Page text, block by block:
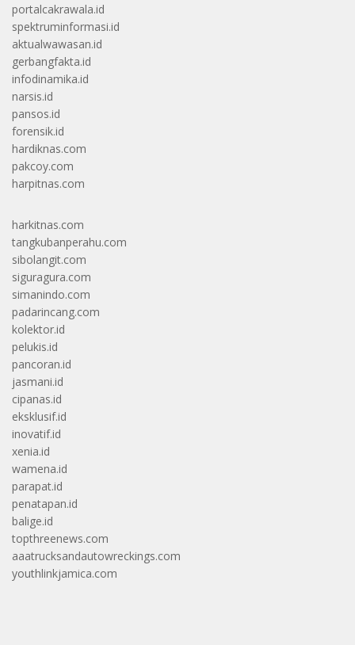
portalcakrawala.id
spektruminformasi.id
aktualwawasan.id
gerbangfakta.id
infodinamika.id
narsis.id
pansos.id
forensik.id
hardiknas.com
pakcoy.com
harpitnas.com
harkitnas.com
tangkubanperahu.com
sibolangit.com
siguragura.com
simanindo.com
padarincang.com
kolektor.id
pelukis.id
pancoran.id
jasmani.id
cipanas.id
eksklusif.id
inovatif.id
xenia.id
wamena.id
parapat.id
penatapan.id
balige.id
topthreenews.com
aaatrucksandautowreckings.com
youthlinkjamica.com